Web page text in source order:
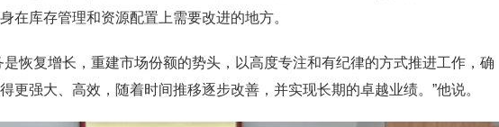
在库存管理和资源配置上需要改进的地方。
是恢复增长，重建市场份额的势头，以高度专注和有纪律的方式推进工作，确
更强大、高效，随着时间推移逐步改善，并实现长期的卓越业绩。”他说。